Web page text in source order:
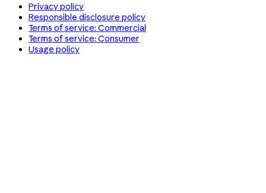
Privacy policy
Responsible disclosure policy
Terms of service: Commercial
Terms of service: Consumer
Usage policy